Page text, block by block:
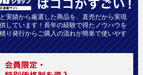
実績から厳選した商品を、直売だから実現
しています！長年の経験で得たノウハウを
り発行からご購入の流れが簡単で使いやす